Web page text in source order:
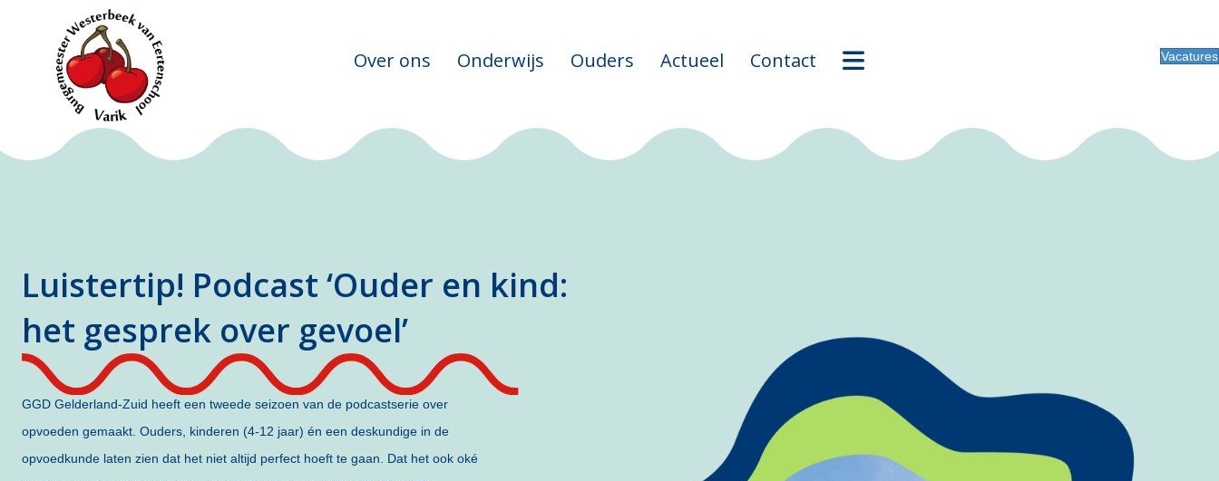
Over ons Onderwijs Ouders Actueel Contact Vacatures
Luistertip! Podcast ‘Ouder en kind:
het gesprek over gevoel’
GGD Gelderland-Zuid heeft een tweede seizoen van de podcastserie over
opvoeden gemaakt. Ouders, kinderen (4-12 jaar) én een deskundige in de
opvoedkunde laten zien dat het niet altijd perfect hoeft te gaan. Dat het ook oké